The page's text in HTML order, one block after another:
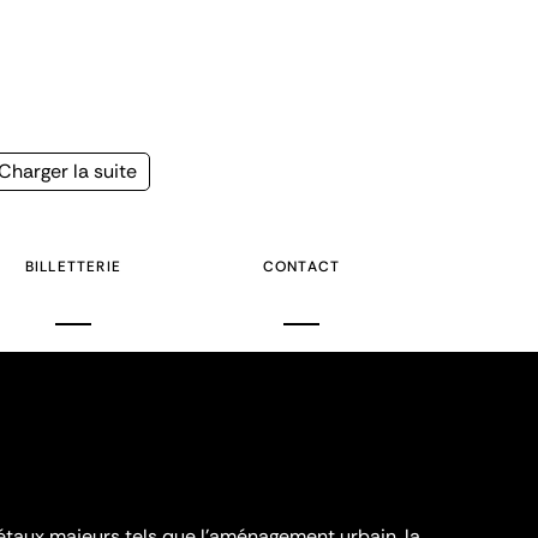
la suite
BILLETTERIE CONTACT